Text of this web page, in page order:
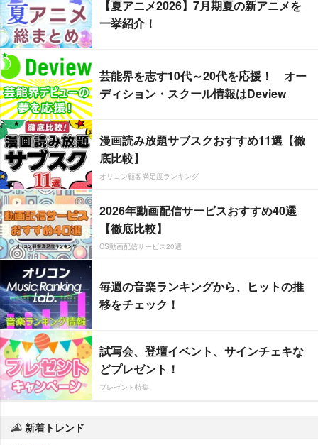
【夏アニメ2026】7月期夏の新アニメを
一挙紹介！
芸能界を志す10代～20代を応援！ オー
ディション・スクール情報はDeview
漫画読み放題サブスクおすすめ11選【徹
底比較】
オリコン顧客満足度ランキング
2026年動画配信サービスおすすめ40選
【徹底比較】
CS動画配信サービス20選
毎週の音楽ランキングから、ヒットの推
移をチェック！
試写会、登壇イベント、サインチェキな
どプレゼント！
プレゼント特集
新着トレンド